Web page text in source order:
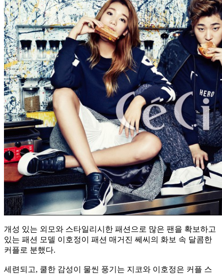
개성 있는 외모와 스타일리시한 패션으로 많은 팬을 확보하고
있는 패션 모델 이호정이 패션 매거진 쎄씨의 화보 속 달콤한
커플로 분했다.
세련되고, 쿨한 감성이 물씬 풍기는 지코와 이호정은 커플 스